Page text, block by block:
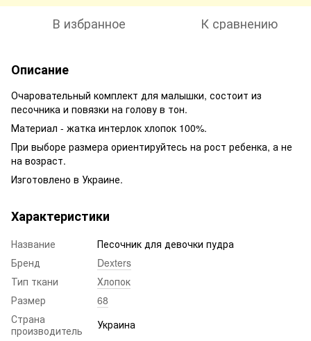
В избранное К сравнению
Описание
Очаровательный комплект для малышки, состоит из
песочника и повязки на голову в тон.
Материал - жатка интерлок хлопок 100%.
При выборе размера ориентируйтесь на рост ребенка, а не
на возраст.
Изготовлено в Украине.
Характеристики
Название
Песочник для девочки пудра
Бренд
Dexters
Тип ткани
Хлопок
Размер
68
Страна
производитель
Украина